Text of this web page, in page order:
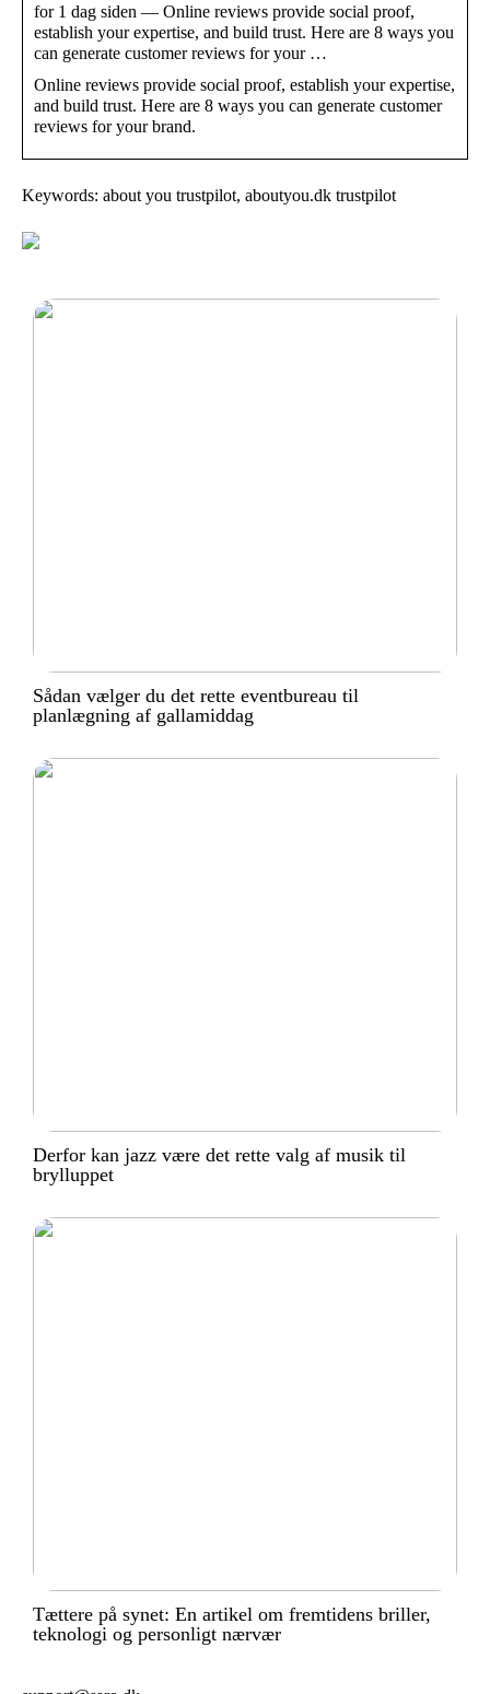
for 1 dag siden — Online reviews provide social proof,
establish your expertise, and build trust. Here are 8 ways you
can generate customer reviews for your …
Online reviews provide social proof, establish your expertise,
and build trust. Here are 8 ways you can generate customer
reviews for your brand.
Keywords: about you trustpilot, aboutyou.dk trustpilot
Sådan vælger du det rette eventbureau til
planlægning af gallamiddag
Derfor kan jazz være det rette valg af musik til
brylluppet
Tættere på synet: En artikel om fremtidens briller,
teknologi og personligt nærvær